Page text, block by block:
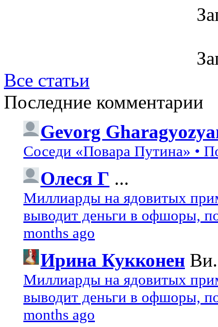
Все статьи
Последние комментарии
Gevorg
Соседи «Повара Путина» •
Олеся Г ...
Миллиарды на ядовитых
выводит деньги в офшоры,
months ago
Ирина Кукконен
Миллиарды на ядовитых
выводит деньги в офшоры,
months ago